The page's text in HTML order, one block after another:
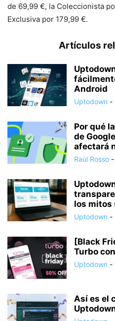
de 69,99 €, la Coleccionista
Exclusiva por 179,99 €.
Artículos
Android
Uptodown -
Por qué
de
afectará
Raúl Rosso -
los mitos
Uptodown -
[Black
Turbo
Uptodown -
Así es el